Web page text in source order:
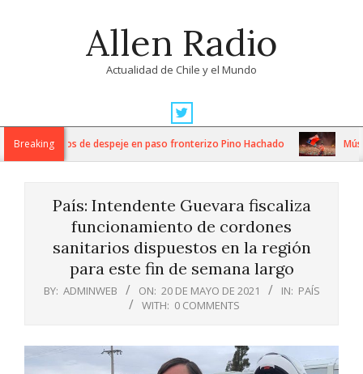
Allen Radio
Actualidad de Chile y el Mundo
Navigation
MenuBreaking
trabajos de despeje en paso fronterizo Pino Hachado
País: Intendente Guevara fiscaliza
funcionamiento de cordones
sanitarios dispuestos en la región
para este fin de semana largo
BY: ADMINWEB ON: 20 DE MAYO DE 2021 IN: PAÍS
WITH: 0 COMMENTS